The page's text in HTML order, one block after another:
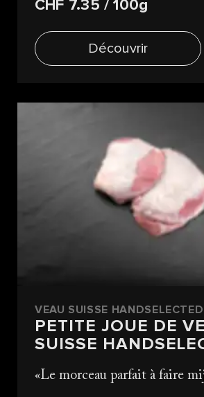
CHF 7.35 / 100g
Découvrir
VEAU SUISSE HANDSELECTED
PETITE JOUE DE
SUISSE
Le morceau parfait à faire